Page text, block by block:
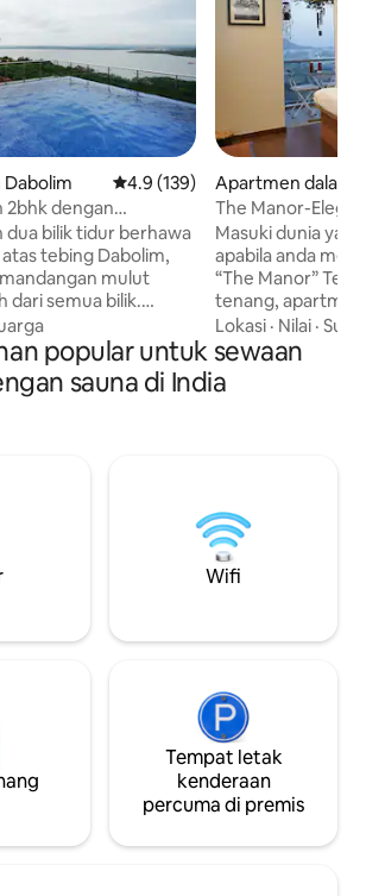
Penarafan purata 4.9 daripada
4.9 (139)
2bhk dengan
berhampiran
Dabolim Goa
dua bilik tidur berhawa
tebing Dabolim,
mulut
dari semua bilik.
ini mempunyai
untuk menikmati
matahari
TV Pintar. Akses
utama, bilik mandi
skuasy, meja pool dan
Apartmen dalam
The Manor-
View
Masuki dunia
apabila anda
“The Manor”
tenang,
menawan
sempurna
pesona desa,
yang jauh dari
yang subur &
menikmati masa
mutlak. Setiap
Lokasi · Nilai ·
popular untuk sewaan
sauna di India
Wifi
Tempat letak
kenderaan
percuma di premis